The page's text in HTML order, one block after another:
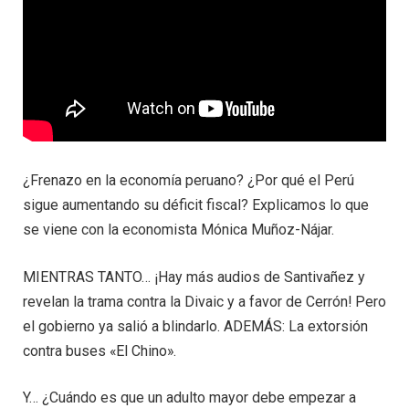
¿Frenazo en la economía peruano? ¿Por qué el Perú
sigue aumentando su déficit fiscal? Explicamos lo que
se viene con la economista Mónica Muñoz-Nájar.
MIENTRAS TANTO… ¡Hay más audios de Santivañez y
revelan la trama contra la Divaic y a favor de Cerrón! Pero
el gobierno ya salió a blindarlo. ADEMÁS: La extorsión
contra buses «El Chino».
Y… ¿Cuándo es que un adulto mayor debe empezar a